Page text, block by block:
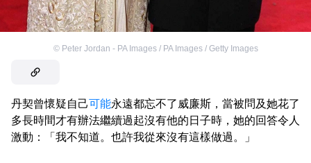
© Peter Jordan - PA Images / PA Images / Getty Images
丹契曾懷疑自己可能永遠都忘不了威廉斯，當被問及她花了
多長時間才有辦法繼續過起沒有他的日子時，她的回答令人
激動：「我不知道。也許我從來沒有這樣做過。」